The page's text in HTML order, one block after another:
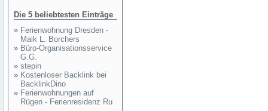
Die 5 beliebtesten Einträge
» Ferienwohnung Dresden -
Maik L. Borchers
» Büro-Organisationsservice
G.G.
» stepin
» Kostenloser Backlink bei
BacklinkDino
» Ferienwohnungen auf
Rügen - Ferienresidenz Ru